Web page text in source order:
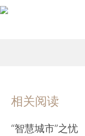
相关阅读
“智慧城市”之忧